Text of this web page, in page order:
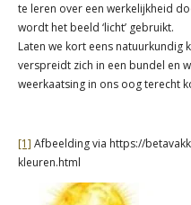
te leren over een werkelijkheid
wordt het beeld ‘licht’ gebruikt.
Laten we kort eens natuurkundig
verspreidt zich in een bundel en
weerkaatsing in ons oog terecht
[1] Afbeelding via https://
kleuren.html